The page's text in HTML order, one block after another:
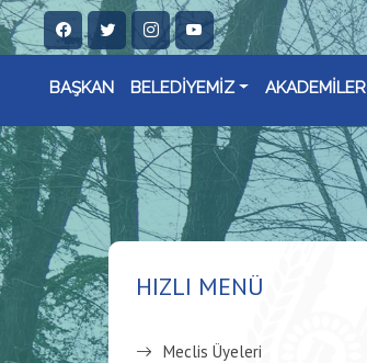
BAŞKAN BELEDİYEMİZ AKADEMİLER
HIZLI MENÜ
Meclis Üyeleri